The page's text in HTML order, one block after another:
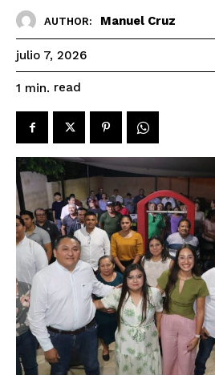
AUTHOR: Manuel Cruz
julio 7, 2026
1 min. read